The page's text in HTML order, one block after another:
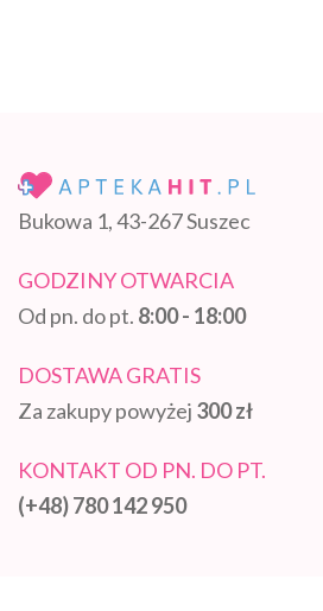
Bukowa 1, 43-267 Suszec
GODZINY OTWARCIA
Od pn. do pt. 8:00 - 18:00
DOSTAWA GRATIS
Za zakupy powyżej 300 zł
KONTAKT OD PN. DO PT.
(+48) 780 142 950